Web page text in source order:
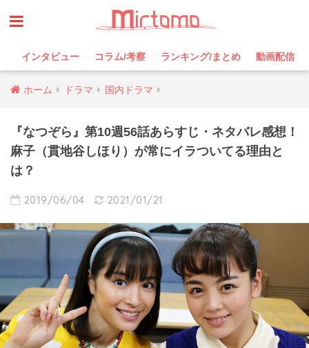
インタビュー コラム/考察 ランキング/まとめ 動画配信
ホーム ドラマ 国内ドラマ
『なつぞら』第10週56話あらすじ・ネタバレ感想！
麻子（貫地谷しほり）が常にイラついてる理由と
は？
2019/06/04 2021/01/21